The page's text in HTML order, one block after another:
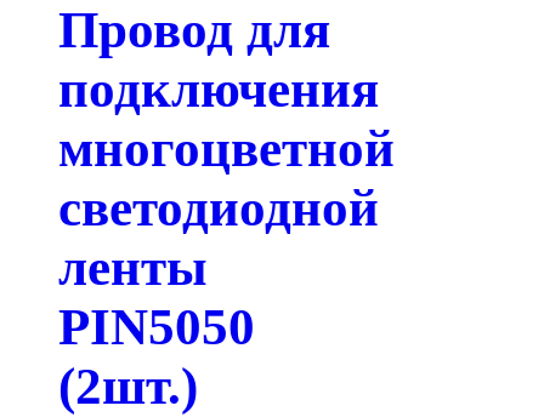
Провод для
подключения
многоцветной
светодиодной
ленты
PIN5050
(2шт.)